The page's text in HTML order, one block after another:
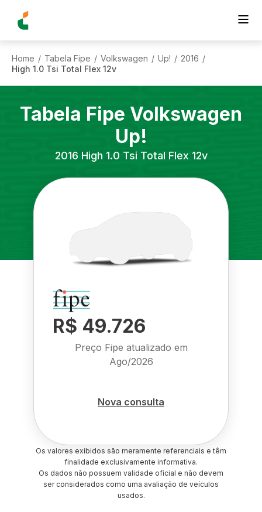
Home / Tabela Fipe / Volkswagen / Up! / 2016 /
High 1.0 Tsi Total Flex 12v
Tabela Fipe Volkswagen
Up!
2016 High 1.0 Tsi Total Flex 12v
R$ 49.726
Preço Fipe atualizado em
Ago/2026
Nova consulta
Os valores exibidos são meramente referenciais e têm
finalidade exclusivamente informativa.
Os dados não possuem validade oficial e não devem
ser considerados como uma avaliação de veículos
usados.